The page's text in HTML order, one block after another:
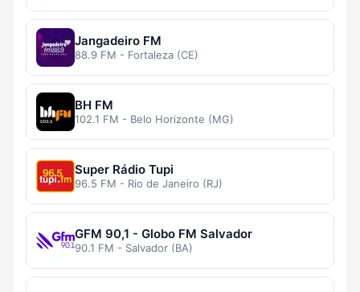
Jangadeiro FM
88.9 FM - Fortaleza (CE)
BH FM
102.1 FM - Belo Horizonte (MG)
Super Rádio Tupi
96.5 FM - Rio de Janeiro (RJ)
GFM 90,1 - Globo FM Salvador
90.1 FM - Salvador (BA)